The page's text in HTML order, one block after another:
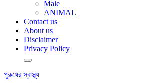
Male
ANIMAL
Contact us
About us
Disclaimer
Privacy Policy
পুরুষের স্বাস্থ্য